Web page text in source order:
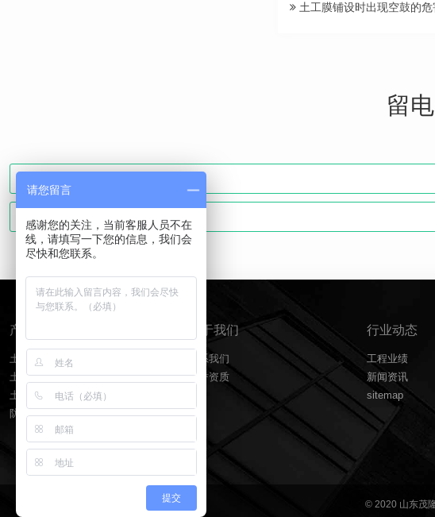
土工膜铺设时出现空鼓的危
留
产品分类
土工膜
土工布
土工格栅
防水板排水网
关于我们
联系我们
荣誉资质
行业动态
工程业绩
新闻资讯
sitemap
© 2020 山东茂
请您留言
感谢您的关注，当前客服人员不在
线，请填写一下您的信息，我们会
尽快和您联系。
提交